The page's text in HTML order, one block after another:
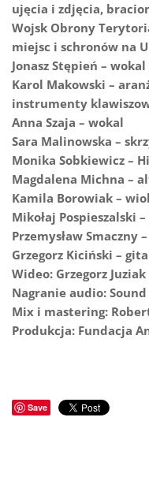
ujęcia i zdjęcia,
Wojsk Obrony
miejsc i schronów na
Jonasz Stępień –
Karol Makowski –
instrumenty
Anna Szaja – wokal
Sara Malinowska –
Monika Sobkiewicz –
Magdalena Michna –
Kamila Borowiak –
Mikołaj Pospieszalski
Przemysław Smaczny
Grzegorz Kiciński –
Wideo: Grzegorz Juziak
Nagranie audio:
Mix i mastering:
Produkcja: Fundacja
Save